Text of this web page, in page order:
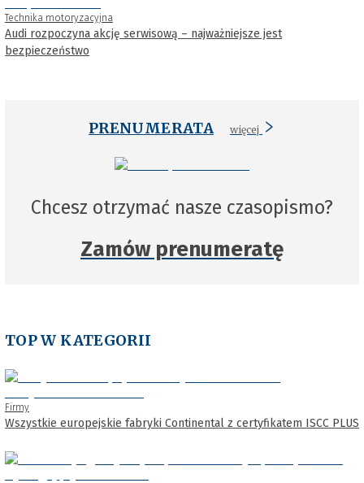
Technika motoryzacyjna
Audi rozpoczyna akcję serwisową – najważniejsze jest
bezpieczeństwo
PRENUMERATA więcej
Chcesz otrzymać nasze czasopismo?
Zamów prenumeratę
TOP W KATEGORII
Firmy
Wszystkie europejskie fabryki Continental z certyfikatem ISCC PLUS